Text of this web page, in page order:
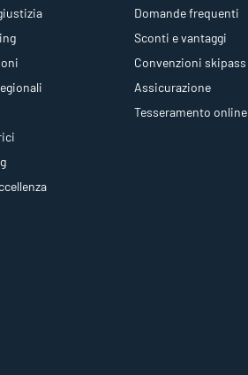
Domande frequenti
Sconti e vantaggi
Convenzioni skipass
Assicurazione
Tesseramento online